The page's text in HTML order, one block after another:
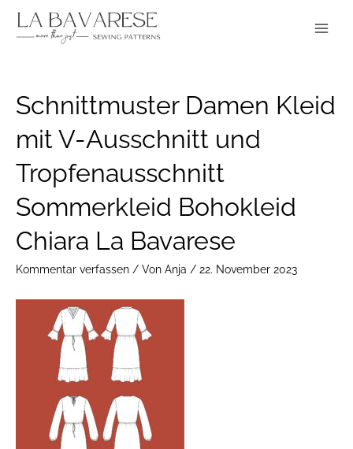
Inhalt
Schnittmuster Damen Kleid
mit V-Ausschnitt und
Tropfenausschnitt
Sommerkleid Bohokleid
Chiara La Bavarese
Kommentar verfassen / Von Anja / 22. November 2023
navigation